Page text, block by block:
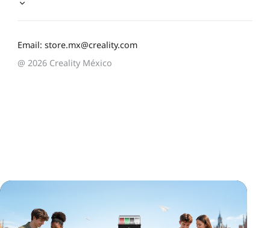
*CALIFIQUE SU NIVEL DE SATISFACCIÓN CON ESTA
2 5 9 10
Email: store.mx@creality.com
@ 2026 Creality México